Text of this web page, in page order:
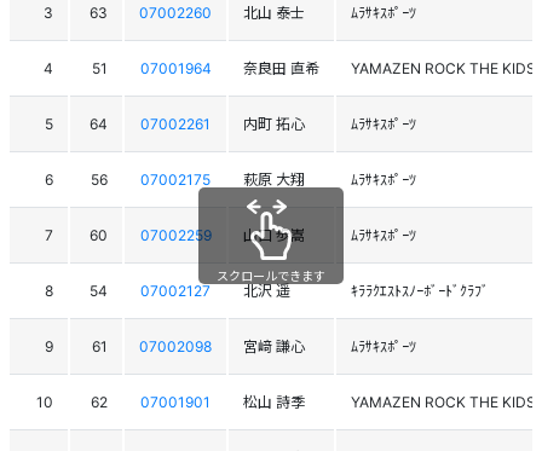
3 63 07002260 北山 泰士 ﾑﾗｻｷｽﾎﾟｰﾂ
4 51 07001964 奈良田 直希 YAMAZEN ROCK THE KIDS
5 64 07002261 内町 拓心 ﾑﾗｻｷｽﾎﾟｰﾂ
6 56 07002175 萩原 大翔 ﾑﾗｻｷｽﾎﾟｰﾂ
7 60 07002259 山口 歩嵩 ﾑﾗｻｷｽﾎﾟｰﾂ
8 54 07002127 北沢 遥 ｷﾗﾗｸｴｽﾄｽﾉｰﾎﾞｰﾄﾞｸﾗﾌﾞ
9 61 07002098 宮﨑 謙心 ﾑﾗｻｷｽﾎﾟｰﾂ
10 62 07001901 松山 詩季 YAMAZEN ROCK THE KIDS
スクロールできます